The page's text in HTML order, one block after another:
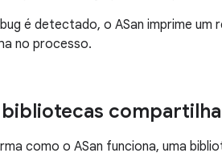
é detectado, o ASan imprime
no processo.
como o ASan funciona, uma